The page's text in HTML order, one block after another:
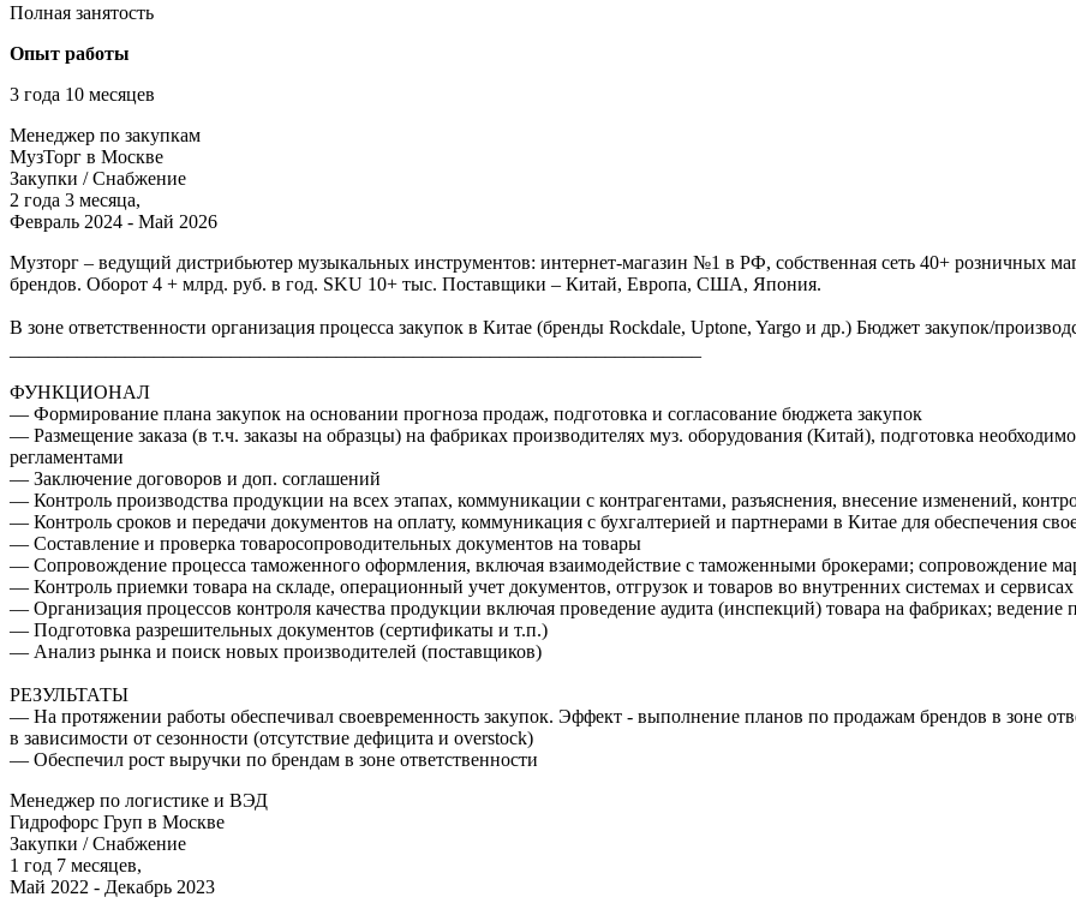
Полная занятость
Опыт работы
3 года 10 месяцев
Менеджер по закупкам
МузТорг в Москве
Закупки / Снабжение
2 года 3 месяца,
Февраль 2024 - Май 2026
Музторг – ведущий дистрибьютер музыкальных инструментов: интернет-магазин №1 в РФ, собственная сеть 40+ розничных
брендов. Оборот 4 + млрд. руб. в год. SKU 10+ тыс. Поставщики – Китай, Европа, США, Япония.
В зоне ответственности организация процесса закупок в Китае (бренды Rockdale, Uptone, Yargo и др.) Бюджет закупок/
ФУНКЦИОНАЛ
— Формирование плана закупок на основании прогноза продаж, подготовка и согласование бюджета закупок
— Размещение заказа (в т.ч. заказы на образцы) на фабриках производителях муз. оборудования (Китай), подготовка
регламентами
— Заключение договоров и доп. соглашений
— Контроль производства продукции на всех этапах, коммуникации с контрагентами, разъяснения, внесение изменений,
— Контроль сроков и передачи документов на оплату, коммуникация с бухгалтерией и партнерами в Китае для обеспечения
— Составление и проверка товаросопроводительных документов на товары
— Сопровождение процесса таможенного оформления, включая взаимодействие с таможенными брокерами; сопровождение
— Контроль приемки товара на складе, операционный учет документов, отгрузок и товаров во внутренних системах и сервисах
— Организация процессов контроля качества продукции включая проведение аудита (инспекций) товара на фабриках; ведение
— Подготовка разрешительных документов (сертификаты и т.п.)
— Анализ рынка и поиск новых производителей (поставщиков)
РЕЗУЛЬТАТЫ
— На протяжении работы обеспечивал своевременность закупок. Эффект - выполнение планов по продажам брендов в зоне
в зависимости от сезонности (отсутствие дефицита и overstock)
— Обеспечил рост выручки по брендам в зоне ответственности
Менеджер по логистике и ВЭД
Гидрофорс Груп в Москве
Закупки / Снабжение
1 год 7 месяцев,
Май 2022 - Декабрь 2023